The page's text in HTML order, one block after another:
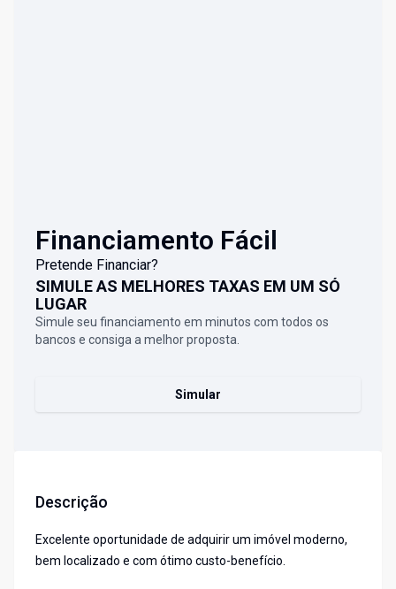
Financiamento Fácil
Pretende Financiar?
SIMULE AS MELHORES TAXAS EM UM SÓ
LUGAR
Simule seu financiamento em minutos com todos os
bancos e consiga a melhor proposta.
Simular
Descrição
Excelente oportunidade de adquirir um imóvel moderno,
bem localizado e com ótimo custo-benefício.